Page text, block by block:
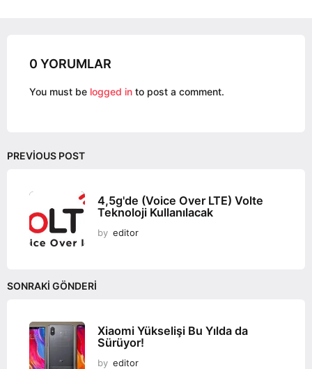
o
0 YORUMLAR
You must be logged in to post a comment.
PREVIOUS POST
4,5g'de (Voice Over LTE) Volte
Teknoloji Kullanılacak
by editor
SONRAKI GÖNDERI
Xiaomi Yükselişi Bu Yılda da
Sürüyor!
by editor